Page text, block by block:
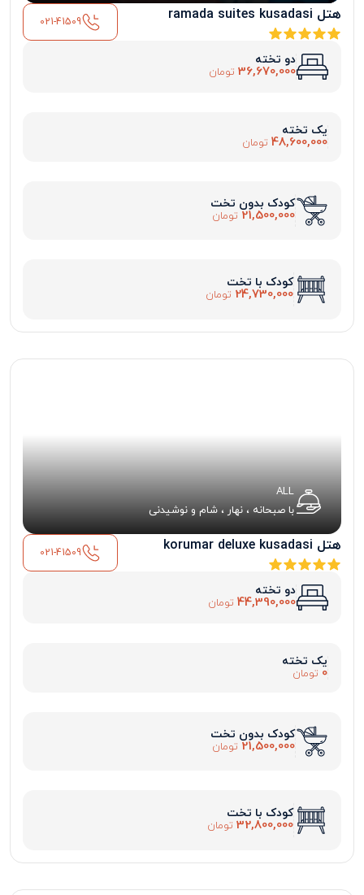
هتل ramada suites kusadasi 021-41509
دو تخته
36,670,000 تومان
یک تخته
48,600,000 تومان
کودک بدون تخت
21,500,000 تومان
کودک با تخت
24,730,000 تومان
ALL
با صبحانه ، نهار ، شام و نوشیدنی
هتل korumar deluxe kusadasi 021-41509
دو تخته
44,390,000 تومان
یک تخته
0 تومان
کودک بدون تخت
21,500,000 تومان
کودک با تخت
32,800,000 تومان